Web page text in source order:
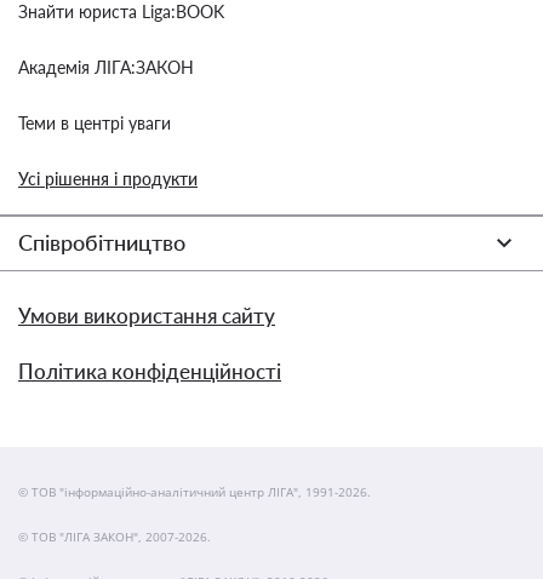
Знайти юриста Liga:BOOK
Академія ЛІГА:ЗАКОН
Теми в центрі уваги
Усі рішення і продукти
Співробітництво
Умови використання сайту
Політика конфіденційності
© ТОВ "інформаційно-аналітичний центр ЛІГА", 1991-2026.
© ТОВ "ЛІГА ЗАКОН", 2007-2026.